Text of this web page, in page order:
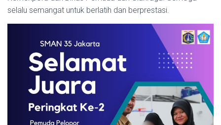
selalu semangat untuk berlatih dan berprestasi.